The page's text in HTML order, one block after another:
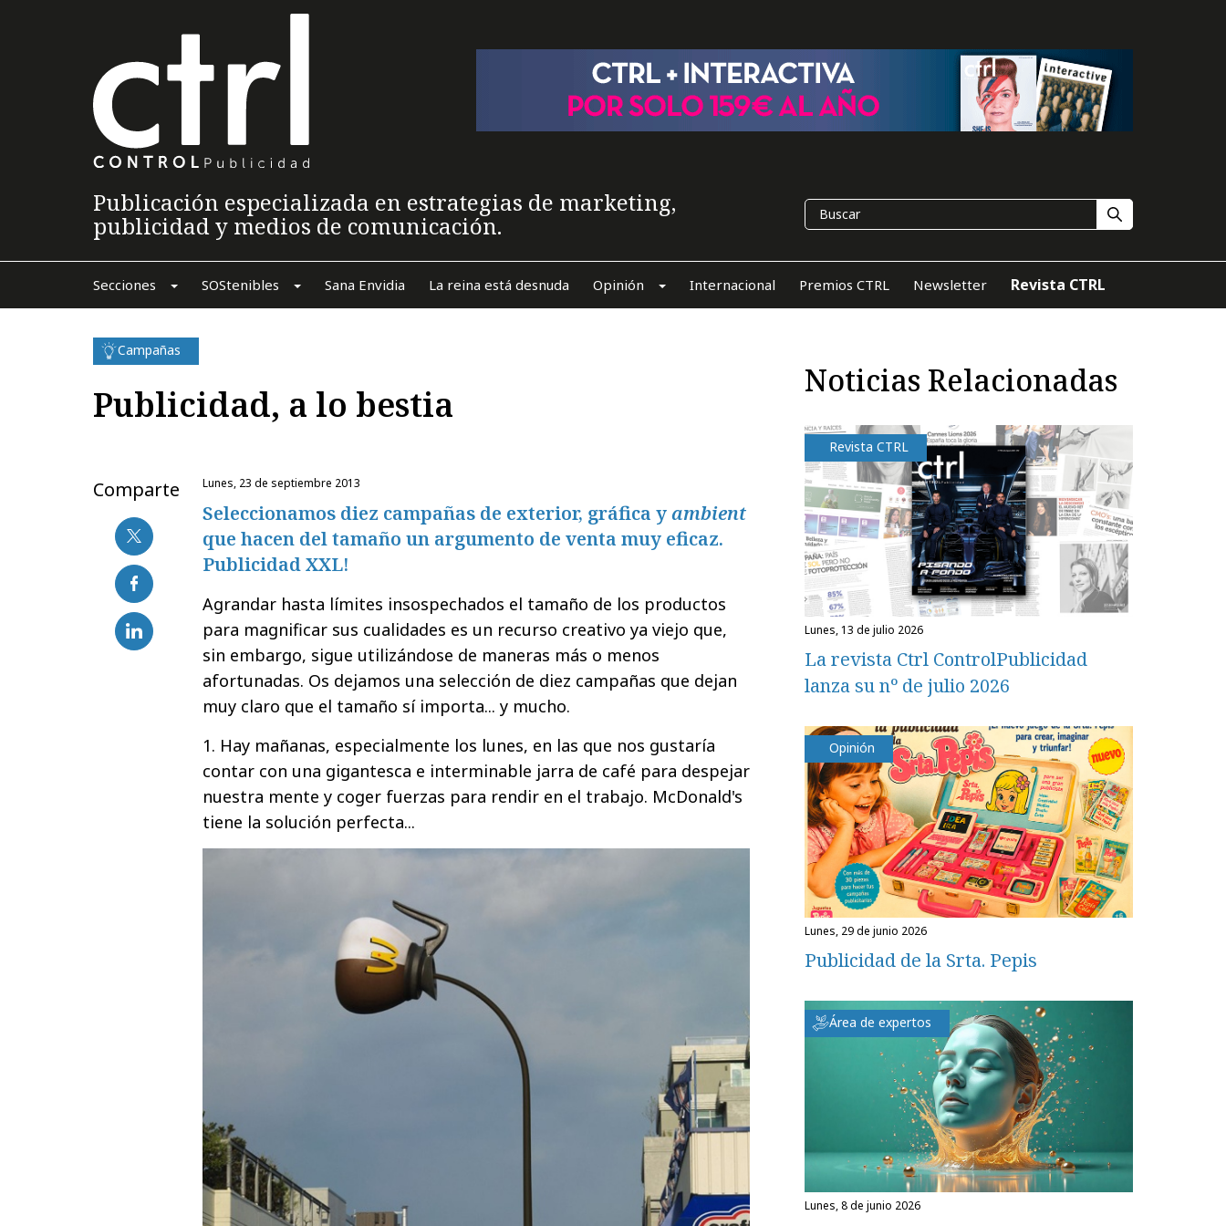
Publicación especializada en estrategias de marketing,
publicidad y medios de comunicación.
Secciones SOStenibles Sana Envidia La reina está desnuda Opinión Internacional Premios CTRL Newsletter Revista CTRL
Campañas
Publicidad, a lo bestia
Comparte lunes, 23 de septiembre 2013
Seleccionamos diez campañas de exterior, gráfica yambient
que hacen del tamaño un argumento de venta muy eficaz.
Publicidad XXL!
Agrandar hasta límites insospechados el tamaño de los productos
para magnificar sus cualidades es un recurso creativo ya viejo que,
sin embargo, sigue utilizándose de maneras más o menos
afortunadas. Os dejamos una selección de diez campañas que dejan
muy claro que el tamaño sí importa... y mucho.
1. Hay mañanas, especialmente los lunes, en las que nos gustaría
contar con una gigantesca e interminable jarra de café para despejar
nuestra mente y coger fuerzas para rendir en el trabajo. McDonald's
tiene la solución perfecta...
Noticias Relacionadas
Revista CTRL
lunes, 13 de julio 2026
La revista Ctrl ControlPublicidad
lanza su nº de julio 2026
Opinión
lunes, 29 de junio 2026
Publicidad de la Srta. Pepis
Área de expertos
lunes, 8 de junio 2026